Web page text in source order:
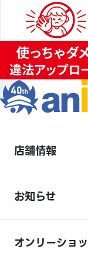
店舗情報
お知らせ
オンリーショ